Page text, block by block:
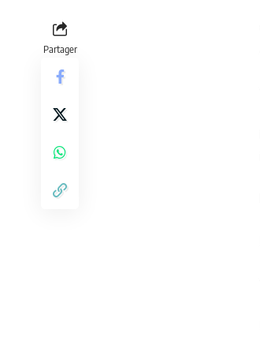
Partager